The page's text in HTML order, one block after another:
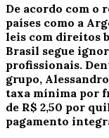
De acordo com o
países como a
leis com direitos
Brasil segue
profissionais.
grupo,
taxa mínima por
de R$ 2,50 por
pagamento